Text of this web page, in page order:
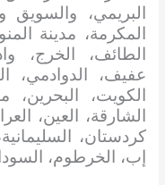
البريمي، والسويق
المكرمة، مدينة
الطائف، الخرج،
عفيف، الدوادمي،
الكويت، البحرين،
الشارقة، العين،
كردستان،
إب، الخرطوم،